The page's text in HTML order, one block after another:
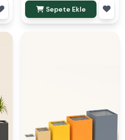
Sepete Ekle